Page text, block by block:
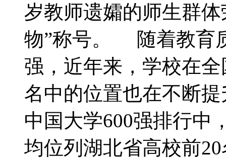
岁教师遗孀的师生群
物”称号。 随着教育
强，近年来，学校在
名中的位置也在不断
中国大学600强排行中
均位列湖北省高校前